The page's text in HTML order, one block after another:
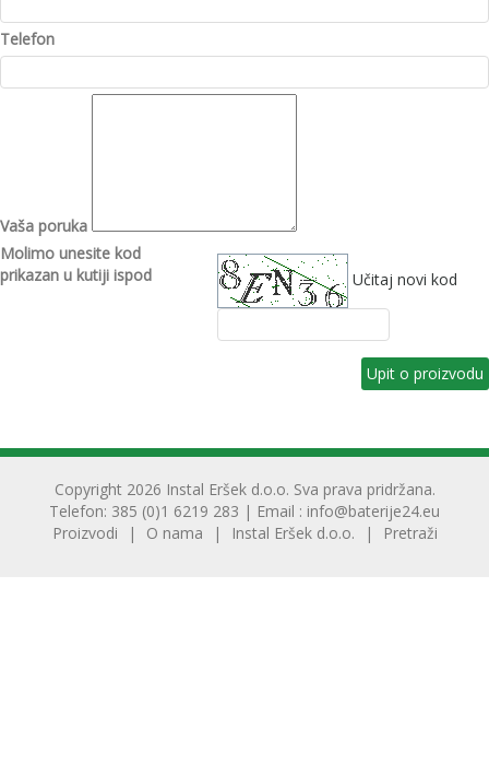
Telefon
Vaša poruka
Molimo unesite kod
prikazan u kutiji ispod
Učitaj novi kod
Copyright 2026 Instal Eršek d.o.o. Sva prava pridržana.
Telefon: 385 (0)1 6219 283 | Email : info@baterije24.eu
Proizvodi
O nama Instal Eršek d.o.o. Pretraži